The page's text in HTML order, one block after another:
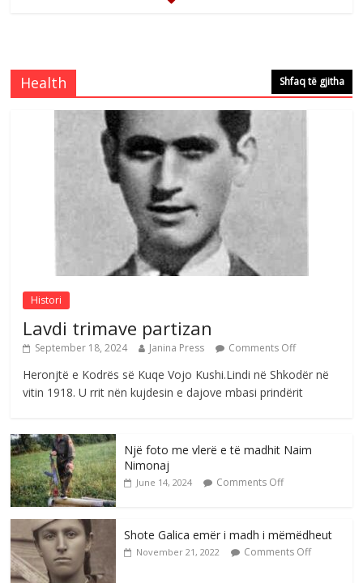
Comments Off
Çlirimtari Mentor Mushkolaj nderohet
me mirenjohje nga Xhevdet Qeriqi Dega
e invalidëve në Fushë Kosovë
August 4, 2026 Comments Off
Sulm , pse të dua ty
August 8, 2026 Comments Off
Health Shfaq të gjitha
Histori
Lavdi trimave partizan
September 18, 2024 Janina Press Comments Off
Heronjtë e Kodrës së Kuqe Vojo Kushi.Lindi në Shkodër në
vitin 1918. U rrit nën kujdesin e dajove mbasi prindërit
Një foto me vlerë e të madhit Naim
Nimonaj
June 14, 2024 Comments Off
Shote Galica emër i madh i mëmëdheut
November 21, 2022 Comments Off